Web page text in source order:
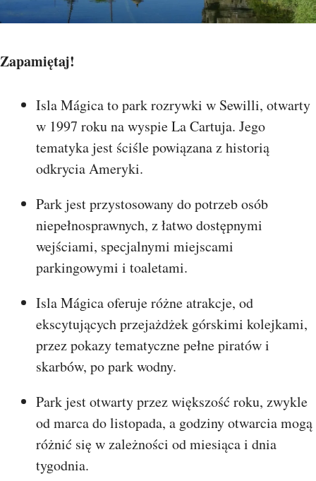
Zapamiętaj!
Isla Mágica to park rozrywki w Sewilli, otwarty
w 1997 roku na wyspie La Cartuja. Jego
tematyka jest ściśle powiązana z historią
odkrycia Ameryki.
Park jest przystosowany do potrzeb osób
niepełnosprawnych, z łatwo dostępnymi
wejściami, specjalnymi miejscami
parkingowymi i toaletami.
Isla Mágica oferuje różne atrakcje, od
ekscytujących przejażdżek górskimi kolejkami,
przez pokazy tematyczne pełne piratów i
skarbów, po park wodny.
Park jest otwarty przez większość roku, zwykle
od marca do listopada, a godziny otwarcia mogą
różnić się w zależności od miesiąca i dnia
tygodnia.